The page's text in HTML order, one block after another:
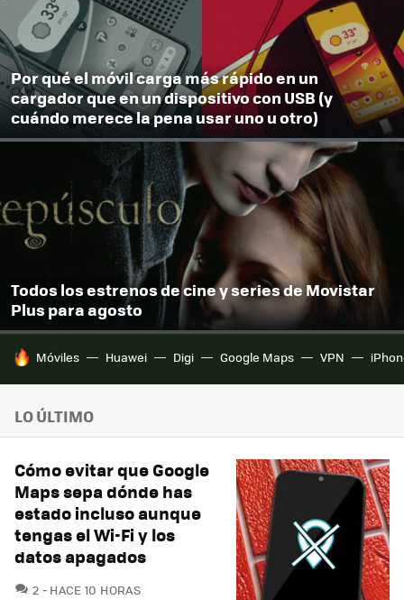
Por qué el móvil carga más rápido en un
cargador que en un dispositivo con USB (y
cuándo merece la pena usar uno u otro)
Todos los estrenos de cine y series de Movistar
Plus para agosto
HOY SE HABLA DE
Móviles Huawei Digi Google Maps VPN
LO ÚLTIMO
Cómo evitar que Google
Maps sepa dónde has
estado incluso aunque
tengas el Wi-Fi y los
datos apagados
2 COMENTARIOS
HACE 10 HORAS